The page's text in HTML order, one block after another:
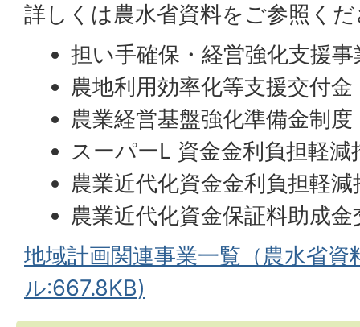
詳しくは農水省資料をご参照く
担い手確保・経営強化支援事
農地利用効率化等支援交付金
農業経営基盤強化準備金制度
スーパーL 資金金利負担軽減
農業近代化資金金利負担軽減
農業近代化資金保証料助成
地域計画関連事業一覧（農水省資
ル:667.8KB)